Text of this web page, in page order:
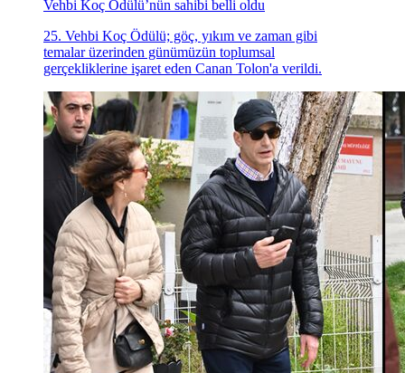
Vehbi Koç Ödülü’nün sahibi belli oldu
25. Vehbi Koç Ödülü; göç, yıkım ve zaman gibi
temalar üzerinden günümüzün toplumsal
gerçekliklerine işaret eden Canan Tolon'a verildi.